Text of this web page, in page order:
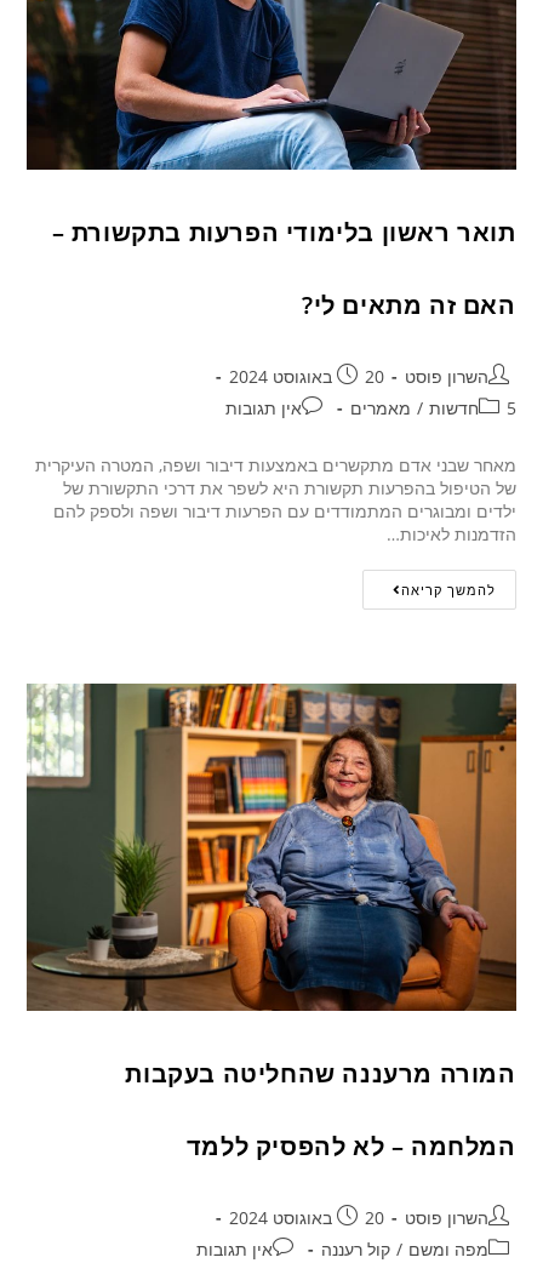
תואר ראשון בלימודי הפרעות בתקשורת –
האם זה מתאים לי?
השרון פוסט
20 באוגוסט 2024
5חדשות
/ מאמרים אין תגובות
מאחר שבני אדם מתקשרים באמצעות דיבור ושפה, המטרה העיקרית
של הטיפול בהפרעות תקשורת היא לשפר את דרכי התקשורת של
ילדים ומבוגרים המתמודדים עם הפרעות דיבור ושפה ולספק להם
הזדמנות לאיכות…
להמשך קריאה
המורה מרעננה שהחליטה בעקבות
המלחמה – לא להפסיק ללמד
השרון פוסט
20 באוגוסט 2024
מפה ומשם / קול רעננה אין תגובות